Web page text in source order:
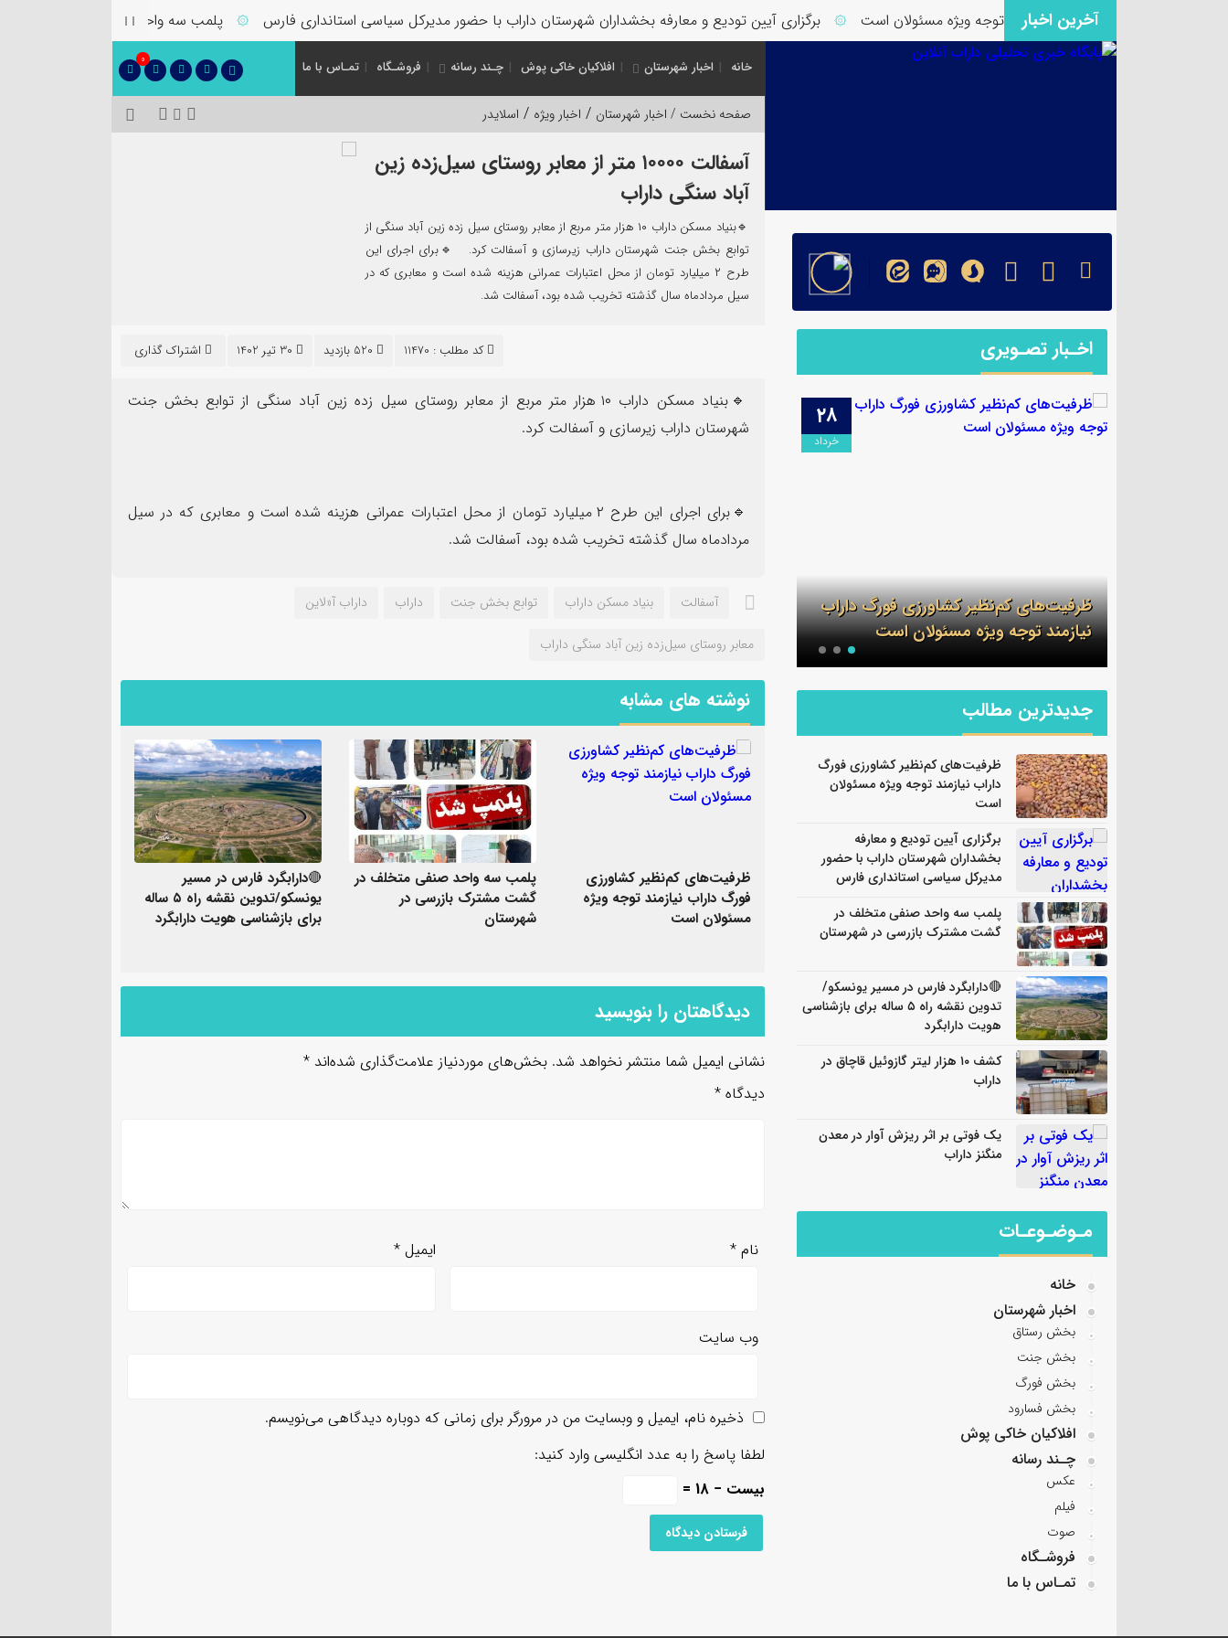
آخرین اخبار
کشاورزی فورگ داراب نیازمند توجه ویژه مسئولان است ۞ برگزاری آیین تودیع و معارفه بخشداران شهرستان داراب با حضور مدیرکل سیاسی استانداری فارس ۞ پلمب سه واحد صنفی متخلف در گشت
خانه اخبار شهرستان افلاکیان خاکی پوش چـند رسانه فروشـگاه تمـاس با ما 0
صفحه نخست / اخبار شهرستان / اخبار ویژه / اسلایدر
آسفالت ۱٠٠٠٠ متر از معابر روستای سیل‌زده زین
آباد سنگی داراب
🔹بنیاد مسکن داراب ۱٠ هزار متر مربع از معابر روستای سیل زده زین آباد سنگی از
توابع بخش جنت شهرستان داراب زیرسازی و آسفالت کرد. 🔹برای اجرای این
طرح ۲ میلیارد تومان از محل اعتبارات عمرانی هزینه شده است و معابری که در
سیل مردادماه سال گذشته تخریب شده بود، آسفالت شد.
اشتراک گذاری کد مطلب : 11470
🔹بنیاد مسکن داراب ۱٠ هزار متر مربع از معابر روستای سیل زده زین آباد سنگی از توابع بخش جنت
شهرستان داراب زیرسازی و آسفالت کرد.
🔹برای اجرای این طرح ۲ میلیارد تومان از محل اعتبارات عمرانی هزینه شده است و معابری که در سیل
مردادماه سال گذشته تخریب شده بود، آسفالت شد.
آسفالت بنیاد مسکن داراب توابع بخش جنت داراب داراب آ«لاین
معابر روستای سیل‌زده زین آباد سنگی داراب
نوشته های مشابه
ظرفیت‌های کم‌نظیر کشاورزی
فورگ داراب نیازمند توجه ویژه
مسئولان است
پلمب سه واحد صنفی متخلف در
گشت مشترک بازرسی در
شهرستان
🔴دارابگرد فارس در مسیر
یونسکو/تدوین نقشه راه ۵ ساله
برای بازشناسی هویت دارابگرد
دیدگاهتان را بنویسید
نشانی ایمیل شما منتشر نخواهد شد. بخش‌های موردنیاز علامت‌گذاری شده‌اند *
دیدگاه *
نام* ایمیل *
وب‌ سایت
ذخیره نام، ایمیل و وبسایت من در مرورگر برای زمانی که دوباره دیدگاهی می‌نویسم.
لطفا پاسخ را به عدد انگلیسی وارد کنید:
بیست − 18 =
اخـبار تصـویری
۲۸
خرداد
ظرفیت‌های کم‌نظیر کشاورزی فورگ داراب
نیازمند توجه ویژه مسئولان است
۰۹
اردیبهشت
شهرستان داراب با حضور مدیرکل سیاسی
۰۹
پلمب سه واحد صنفی متخلف در گشت
جدیدترین مطالب
ظرفیت‌های کم‌نظیر کشاورزی فورگ
داراب نیازمند توجه ویژه مسئولان
است
برگزاری آیین تودیع و معارفه
بخشداران شهرستان داراب با حضور
مدیرکل سیاسی استانداری فارس
پلمب سه واحد صنفی متخلف در
گشت مشترک بازرسی در شهرستان
🔴دارابگرد فارس در مسیر یونسکو/
تدوین نقشه راه ۵ ساله برای بازشناسی
هویت دارابگرد
کشف ۱۰ هزار لیتر گازوئیل قاچاق در
داراب
یک فوتی بر اثر ریزش آوار در معدن
منگنز داراب
مـوضـوعـات
خانه
اخبار شهرستان
بخش رستاق
بخش جنت
بخش فورگ
بخش فسارود
افلاکیان خاکی پوش
چـند رسانه
عکس
فیلم
صوت
فروشـگاه
تمـاس با ما